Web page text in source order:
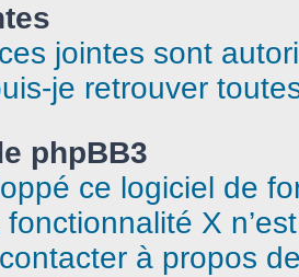
jointes sont
je retrouver
phpBB3
ce logiciel de
X
à propos